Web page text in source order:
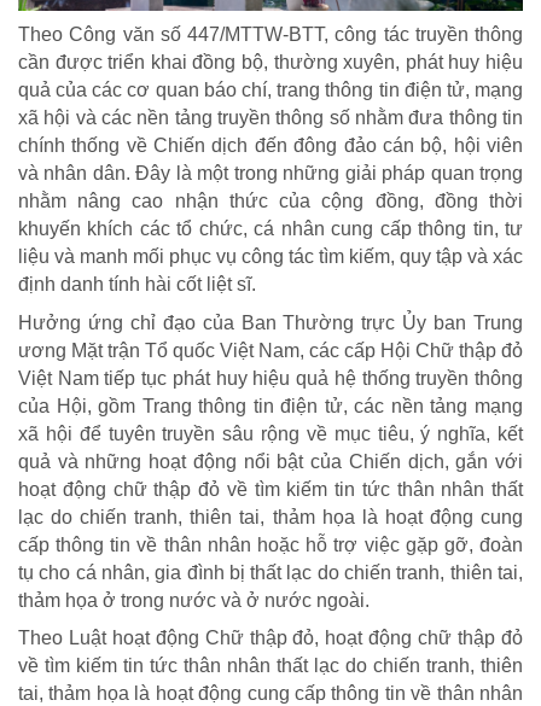
Giảm nghèo bền vững
Xây dựng Nông thôn mới
Bảo hiểm xã hội - Bảo hiểm y tế
Y tế và sức khỏe
TRÁCH NHIỆM CỘNG ĐỒNG
Doanh nghiệp - Doanh nhân
Theo Công văn số 447/MTTW-BTT, công tác truyền thông
cần được triển khai đồng bộ, thường xuyên, phát huy hiệu
quả của các cơ quan báo chí, trang thông tin điện tử, mạng
xã hội và các nền tảng truyền thông số nhằm đưa thông tin
chính thống về Chiến dịch đến đông đảo cán bộ, hội viên
và nhân dân. Đây là một trong những giải pháp quan trọng
nhằm nâng cao nhận thức của cộng đồng, đồng thời
khuyến khích các tổ chức, cá nhân cung cấp thông tin, tư
liệu và manh mối phục vụ công tác tìm kiếm, quy tập và xác
định danh tính hài cốt liệt sĩ.
Hưởng ứng chỉ đạo của Ban Thường trực Ủy ban Trung
ương Mặt trận Tổ quốc Việt Nam, các cấp Hội Chữ thập đỏ
Việt Nam tiếp tục phát huy hiệu quả hệ thống truyền thông
của Hội, gồm Trang thông tin điện tử, các nền tảng mạng
xã hội để tuyên truyền sâu rộng về mục tiêu, ý nghĩa, kết
quả và những hoạt động nổi bật của Chiến dịch, gắn với
hoạt động chữ thập đỏ về tìm kiếm tin tức thân nhân thất
lạc do chiến tranh, thiên tai, thảm họa là hoạt động cung
cấp thông tin về thân nhân hoặc hỗ trợ việc gặp gỡ, đoàn
tụ cho cá nhân, gia đình bị thất lạc do chiến tranh, thiên tai,
thảm họa ở trong nước và ở nước ngoài.
Theo Luật hoạt động Chữ thập đỏ, hoạt động chữ thập đỏ
về tìm kiếm tin tức thân nhân thất lạc do chiến tranh, thiên
tai, thảm họa là hoạt động cung cấp thông tin về thân nhân